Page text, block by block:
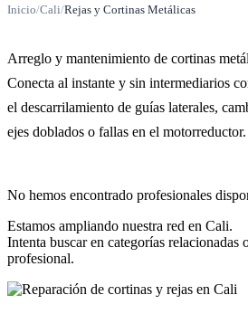
Inicio/Cali/Rejas y Cortinas Metálicas
Arreglo y mantenimiento de cortinas
Conecta al instante y sin intermediarios
el descarrilamiento de guías laterales,
ejes doblados o fallas en el motorreductor.
No hemos encontrado profesionales
Estamos ampliando nuestra red en Cali.
Intenta buscar en categorías relacionadas
profesional.